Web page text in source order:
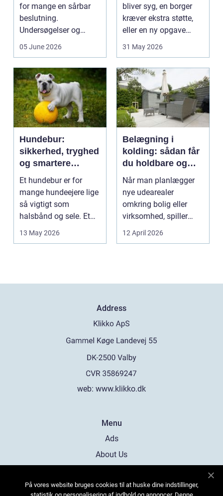
for mange en sårbar
beslutning.
Undersøgelser og
behandlinger foregår i
05 June 2026
bliver syg, en borger
kræver ekstra støtte,
eller en ny opgave
opstår fra dag til...
31 May 2026
Hundebur:
sikkerhed, tryghed
og smartere
hverdag med hund
Et hundebur er for
mange hundeejere lige
så vigtigt som
halsbånd og sele. Et
godt bur gi...
13 May 2026
Belægning i
kolding: sådan får
du holdbare og
flotte udearealer
Når man planlægger
nye udearealer
omkring bolig eller
virksomhed, spiller
belægningen en helt
centra...
12 April 2026
Address
web: www.klikko.dk
Menu
Ads
About Us
Contact
På vores website bruges cookies til at huske dine indstillinger,